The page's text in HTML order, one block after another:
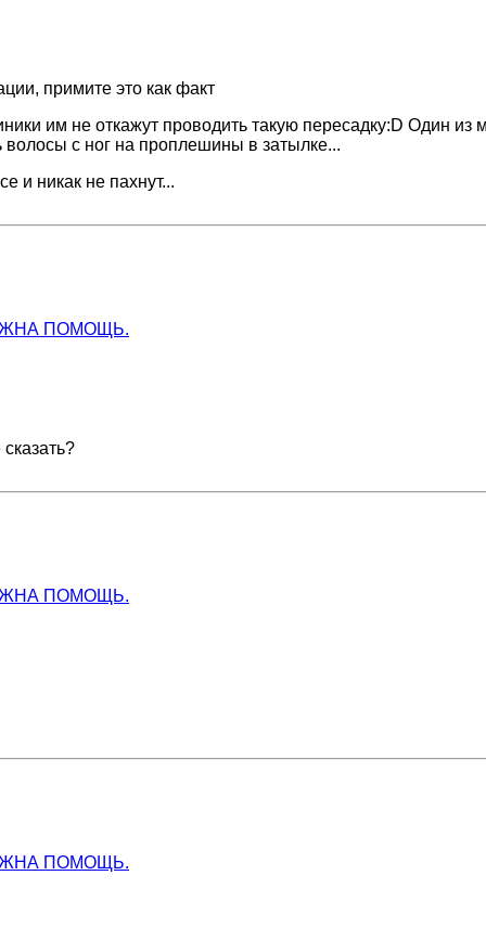
примите это как факт
им не откажут проводить такую пересадку:D Один
волосы с ног на проплешины в затылке...
и никак не пахнут...
ПОМОЩЬ.
ПОМОЩЬ.
ПОМОЩЬ.